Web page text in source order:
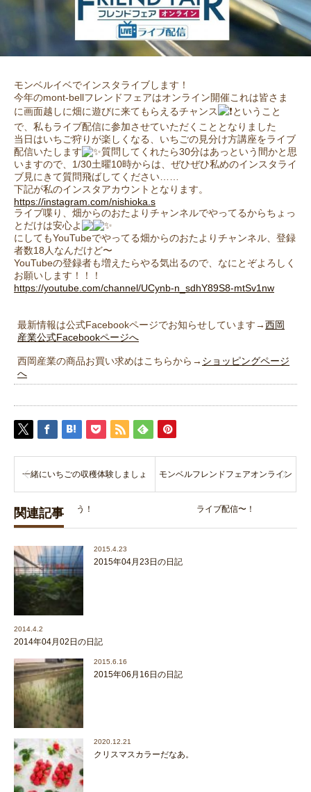
モンベルイベでインスタライブします！
今年のmont-bellフレンドフェアはオンライン開催これは皆さま
に画面越しに畑に遊びに来てもらえるチャンス
ということ
で、私もライブ配信に参加させていただくこととなりました
当日はいちご狩りが楽しくなる、いちごの見分け方講座をライブ
配信いたします
質問してくれたら30分はあっという間かと思
いますので、1/30土曜10時からは、ぜひぜひ私めのインスタライ
ブ見にきて質問飛ばしてください……
下記が私のインスタアカウントとなります。
https://instagram.com/nishioka.s
ライブ喋り、畑からのおたよりチャンネルでやってるからちょっ
とだけは安心よ
にしてもYouTubeでやってる畑からのおたよりチャンネル、登録
者数18人なんだけど〜
YouTubeの登録者も増えたらやる気出るので、なにとぞよろしく
お願いします！！！
https://youtube.com/channel/UCynb-n_sdhY89S8-mtSv1nw
最新情報は公式Facebookページでお知らせしています→西岡
産業公式Facebookページへ
西岡産業の商品お買い求めはこちらから→ ショッピングページ
へ
一緒にいちごの収穫体験しましょ
う！
モンベルフレンドフェアオンライン
ライブ配信〜！
関連記事
2015.4.23
2015年04月23日の日記
2014.4.2
2014年04月02日の日記
2015.6.16
2015年06月16日の日記
2020.12.21
クリスマスカラーだなあ。